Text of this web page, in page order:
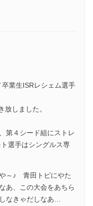
業生ISRレシェム選手
放しました。
第４シード組にストレ
選手はシングルス専
～♪ 青田トピにやた
あ、この大会をあちら
なきゃだしなあ…